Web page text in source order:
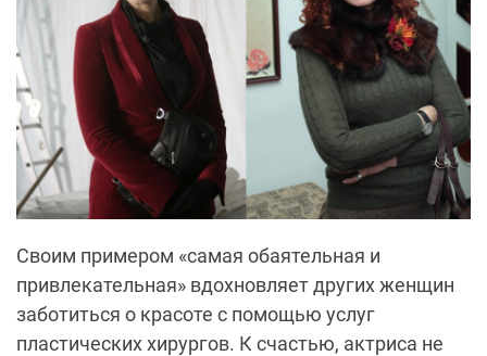
Своим примером «самая обаятельная и
привлекательная» вдохновляет других женщин
заботиться о красоте с помощью услуг
пластических хирургов. К счастью, актриса не